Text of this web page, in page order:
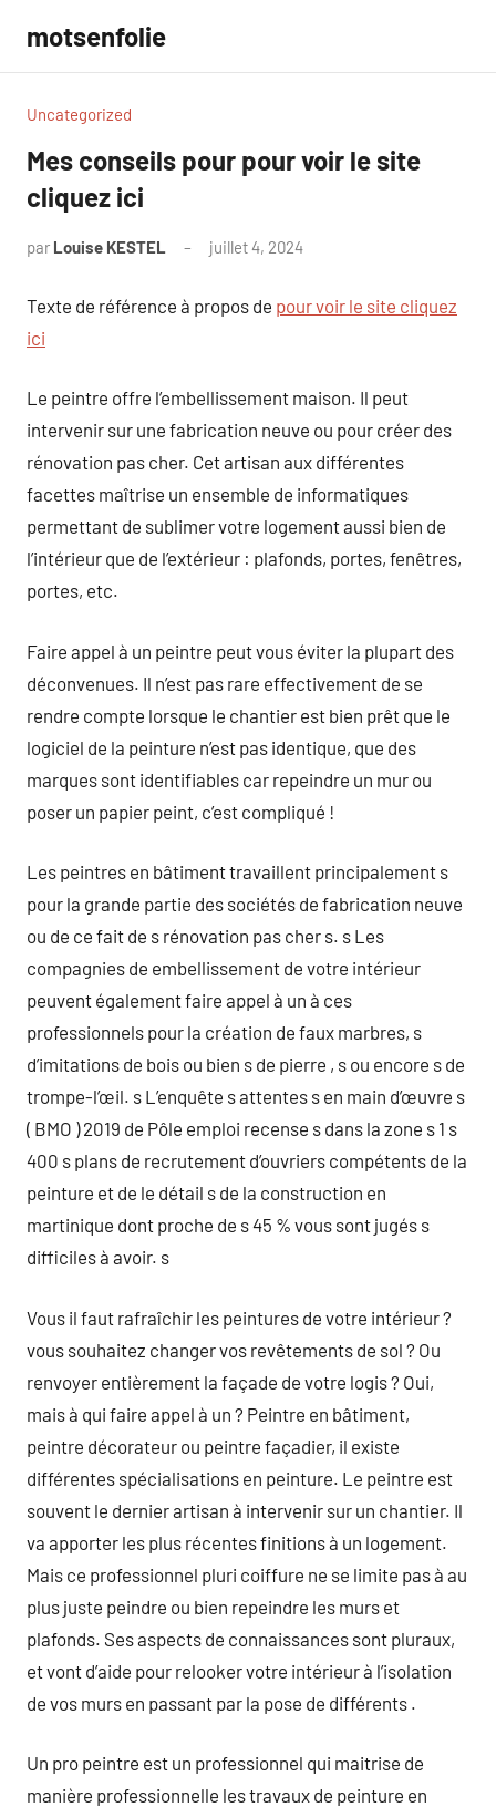
contenu
motsenfolie
Uncategorized
Mes conseils pour pour voir le site
cliquez ici
par Louise KESTEL juillet 4, 2024
Texte de référence à propos de pour voir le site cliquez
ici
Le peintre offre l’embellissement maison. Il peut
intervenir sur une fabrication neuve ou pour créer des
rénovation pas cher. Cet artisan aux différentes
facettes maîtrise un ensemble de informatiques
permettant de sublimer votre logement aussi bien de
l’intérieur que de l’extérieur : plafonds, portes, fenêtres,
portes, etc.
Faire appel à un peintre peut vous éviter la plupart des
déconvenues. Il n’est pas rare effectivement de se
rendre compte lorsque le chantier est bien prêt que le
logiciel de la peinture n’est pas identique, que des
marques sont identifiables car repeindre un mur ou
poser un papier peint, c’est compliqué !
Les peintres en bâtiment travaillent principalement s
pour la grande partie des sociétés de fabrication neuve
ou de ce fait de s rénovation pas cher s. s Les
compagnies de embellissement de votre intérieur
peuvent également faire appel à un à ces
professionnels pour la création de faux marbres, s
d’imitations de bois ou bien s de pierre , s ou encore s de
trompe-l’œil. s L’enquête s attentes s en main d’œuvre s
( BMO ) 2019 de Pôle emploi recense s dans la zone s 1 s
400 s plans de recrutement d’ouvriers compétents de la
peinture et de le détail s de la construction en
martinique dont proche de s 45 % vous sont jugés s
difficiles à avoir. s
Vous il faut rafraîchir les peintures de votre intérieur ?
vous souhaitez changer vos revêtements de sol ? Ou
renvoyer entièrement la façade de votre logis ? Oui,
mais à qui faire appel à un ? Peintre en bâtiment,
peintre décorateur ou peintre façadier, il existe
différentes spécialisations en peinture. Le peintre est
souvent le dernier artisan à intervenir sur un chantier. Il
va apporter les plus récentes finitions à un logement.
Mais ce professionnel pluri coiffure ne se limite pas à au
plus juste peindre ou bien repeindre les murs et
plafonds. Ses aspects de connaissances sont pluraux,
et vont d’aide pour relooker votre intérieur à l’isolation
de vos murs en passant par la pose de différents .
Un pro peintre est un professionnel qui maitrise de
manière professionnelle les travaux de peinture en